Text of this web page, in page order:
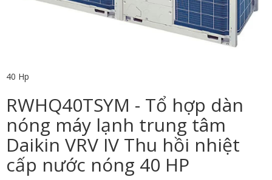
40 Hp
RWHQ40TSYM - Tổ hợp dàn
nóng máy lạnh trung tâm
Daikin VRV IV Thu hồi nhiệt
cấp nước nóng 40 HP